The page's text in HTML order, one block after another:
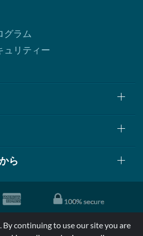
グラム
ュリティー
ら
効能は米国食品医療局により評価されて
By continuing to use our site you are